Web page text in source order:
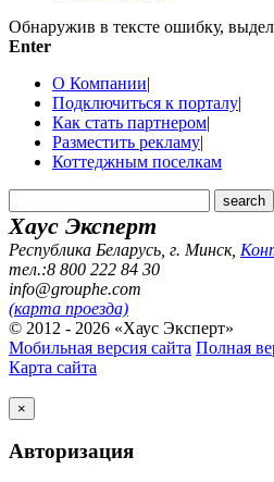
Обнаружив в тексте ошибку,
Enter
О Компании|
Подключиться к порталу|
Как стать партнером|
Разместить рекламу|
Коттеджным поселкам
Хаус Эксперт
Республика Беларусь, г. Минск,
тел.:8 800 222 84 30
info@grouphe.com
(карта проезда)
© 2012 - 2026 «Хаус Эксперт»
Мобильная версия сайта Полная
Карта сайта
×
Авторизация